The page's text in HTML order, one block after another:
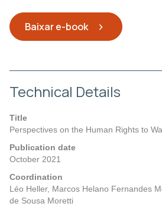
Baixar e-book
Technical Details
Title
Perspectives on the Human Rights to
Publication date
October 2021
Coordination
Léo Heller, Marcos Helano Fernandes
de Sousa Moretti